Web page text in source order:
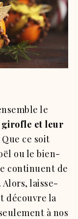
le
girofle et leur
Que ce soit
ou le bien-
continuent de
Alors, laisse-
découvre la
à nos